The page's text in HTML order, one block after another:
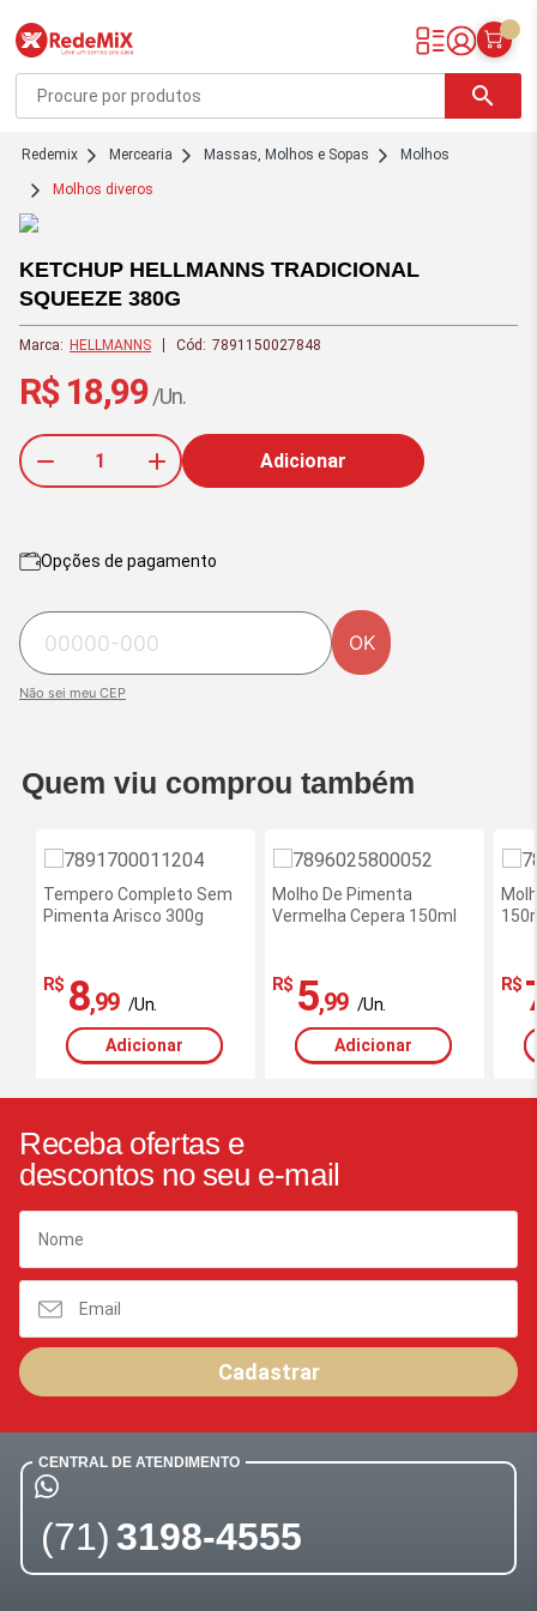
Redemix – Supermercado Online
search
redemix Mercearia Massas, Molhos e Sopas Molhos
Molhos diveros
KETCHUP HELLMANNS TRADICIONAL
SQUEEZE 380G
Marca: HELLMANNS Cód: 7891150027848
R$ 18,99 /Un.
Adicionar
Opções de pagamento
OK
Não sei meu CEP
Quem viu comprou também
Tempero Completo Sem
Pimenta Arisco 300g
R$ 8,99 /Un.
Adicionar
Molho De Pimenta
Vermelha Cepera 150ml
R$ 5,99 /Un.
Adicionar
R$
Receba ofertas e
descontos no seu e-mail
Cadastrar
CENTRAL DE ATENDIMENTO
(71) 3198-4555